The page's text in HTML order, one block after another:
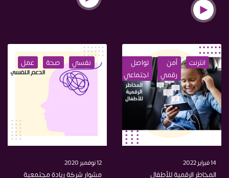
انترنت
أمن
رقمي
تواصل
اجتماعي
نفسي حماية الخصوصية
14 فبراير 2022
المخاطر الرقمية للأطفال
نفسي صحة عمل
12 نوفمبر 2020
مشوار شركة ريادة مجتمعية